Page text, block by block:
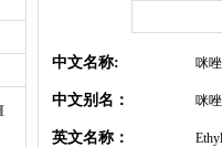
中文名称: 咪
中文别名： 咪
英文名称：